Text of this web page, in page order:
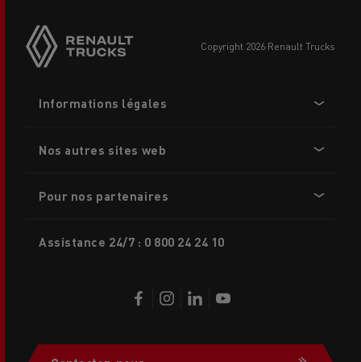
buttons
copyright 2026 Renault Trucks
menu
Informations légales
Nos autres sites web
Pour nos partenaires
Assistance 24/7 : 0 800 24 24 10